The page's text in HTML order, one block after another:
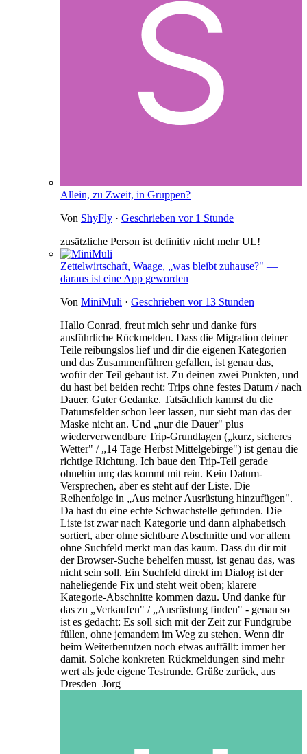
Allein, zu Zweit, in Gruppen?
Von ShyFly · Geschrieben vor 1 Stunde
zusätzliche Person ist definitiv nicht mehr UL!
Zettelwirtschaft, Waage, „was bleibt zuhause?" —
daraus ist eine App geworden
Von MiniMuli · Geschrieben vor 13 Stunden
Hallo Conrad, freut mich sehr und danke fürs
ausführliche Rückmelden. Dass die Migration deiner
Teile reibungslos lief und dir die eigenen Kategorien
und das Zusammenführen gefallen, ist genau das,
wofür der Teil gebaut ist. Zu deinen zwei Punkten, und
du hast bei beiden recht: Trips ohne festes Datum / nach
Dauer. Guter Gedanke. Tatsächlich kannst du die
Datumsfelder schon leer lassen, nur sieht man das der
Maske nicht an. Und „nur die Dauer" plus
wiederverwendbare Trip-Grundlagen („kurz, sicheres
Wetter" / „14 Tage Herbst Mittelgebirge") ist genau die
richtige Richtung. Ich baue den Trip-Teil gerade
ohnehin um; das kommt mit rein. Kein Datum-
Versprechen, aber es steht auf der Liste. Die
Reihenfolge in „Aus meiner Ausrüstung hinzufügen".
Da hast du eine echte Schwachstelle gefunden. Die
Liste ist zwar nach Kategorie und dann alphabetisch
sortiert, aber ohne sichtbare Abschnitte und vor allem
ohne Suchfeld merkt man das kaum. Dass du dir mit
der Browser-Suche behelfen musst, ist genau das, was
nicht sein soll. Ein Suchfeld direkt im Dialog ist der
naheliegende Fix und steht weit oben; klarere
Kategorie-Abschnitte kommen dazu. Und danke für
das zu „Verkaufen" / „Ausrüstung finden" - genau so
ist es gedacht: Es soll sich mit der Zeit zur Fundgrube
füllen, ohne jemandem im Weg zu stehen. Wenn dir
beim Weiterbenutzen noch etwas auffällt: immer her
damit. Solche konkreten Rückmeldungen sind mehr
wert als jede eigene Testrunde. Grüße zurück, aus
Dresden Jörg